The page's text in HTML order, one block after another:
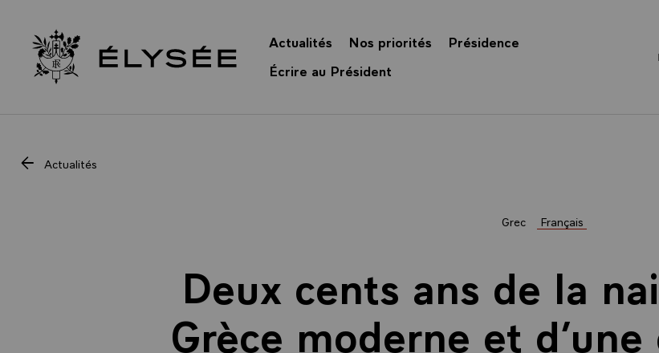
Retour à l’accueil Élysée
Actualités Nos priorités
Présidence
Écrire au Président
Actualités
Grec Français
Deux cents ans de la
Grèce moderne et